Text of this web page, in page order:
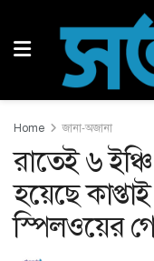
Home জানা-অজানা
রাতেই ৬
হয়েছে
স্পিলওয়ের